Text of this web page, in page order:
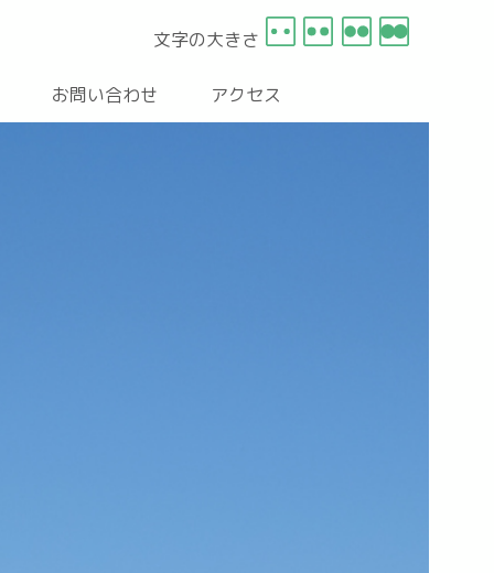
文字の大きさ
お問い合わせ アクセス